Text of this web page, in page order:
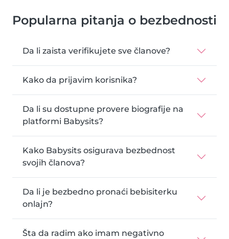
Popularna pitanja o bezbednosti
Da li zaista verifikujete sve članove?
Kako da prijavim korisnika?
Da li su dostupne provere biografije na
platformi Babysits?
Kako Babysits osigurava bezbednost
svojih članova?
Da li je bezbedno pronaći bebisiterku
onlajn?
Šta da radim ako imam negativno